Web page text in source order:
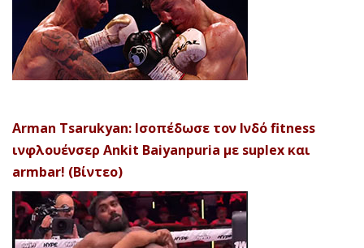
Arman Tsarukyan: Ισοπέδωσε τον Ινδό fitness
ινφλουένσερ Ankit Baiyanpuria με suplex και
armbar! (Βίντεο)